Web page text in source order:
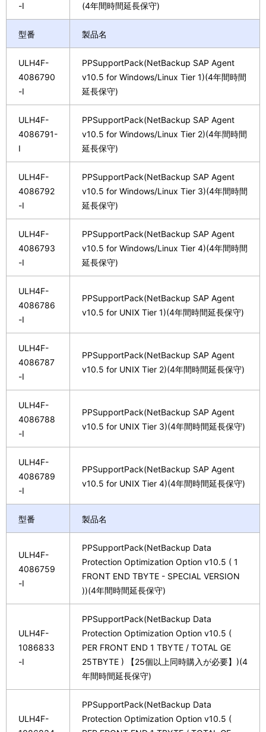
-I
(4年間時間延長保守)
型番 製品名
ULH4F-
4086790
-I
PPSupportPack(NetBackup SAP Agent
v10.5 for Windows/Linux Tier 1)(4年間時間
延長保守)
ULH4F-
4086791-
I
PPSupportPack(NetBackup SAP Agent
v10.5 for Windows/Linux Tier 2)(4年間時間
延長保守)
ULH4F-
4086792
-I
PPSupportPack(NetBackup SAP Agent
v10.5 for Windows/Linux Tier 3)(4年間時間
延長保守)
ULH4F-
4086793
-I
PPSupportPack(NetBackup SAP Agent
v10.5 for Windows/Linux Tier 4)(4年間時間
延長保守)
ULH4F-
4086786
-I
PPSupportPack(NetBackup SAP Agent
v10.5 for UNIX Tier 1)(4年間時間延長保守)
ULH4F-
4086787
-I
PPSupportPack(NetBackup SAP Agent
v10.5 for UNIX Tier 2)(4年間時間延長保守)
ULH4F-
4086788
-I
PPSupportPack(NetBackup SAP Agent
v10.5 for UNIX Tier 3)(4年間時間延長保守)
ULH4F-
4086789
-I
PPSupportPack(NetBackup SAP Agent
v10.5 for UNIX Tier 4)(4年間時間延長保守)
型番 製品名
ULH4F-
4086759
-I
PPSupportPack(NetBackup Data
Protection Optimization Option v10.5 ( 1
FRONT END TBYTE - SPECIAL VERSION
))(4年間時間延長保守)
ULH4F-
1086833
-I
PPSupportPack(NetBackup Data
Protection Optimization Option v10.5 (
PER FRONT END 1 TBYTE / TOTAL GE
25TBYTE ) 【25個以上同時購入が必要】)(4
年間時間延長保守)
ULH4F-
PPSupportPack(NetBackup Data
Protection Optimization Option v10.5 (